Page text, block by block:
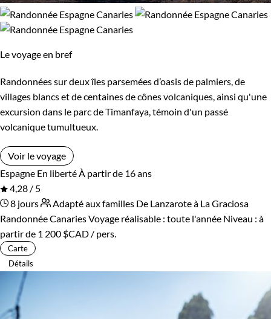
Le voyage en bref
Randonnées sur deux îles parsemées d’oasis de palmiers, de
villages blancs et de centaines de cônes volcaniques, ainsi qu'une
excursion dans le parc de Timanfaya, témoin d'un passé
volcanique tumultueux.
Voir le voyage
Espagne En libertéÀ partir de 16 ans
4,28 / 5
8 jours
Adapté aux familles De Lanzarote à La Graciosa
Randonnée CanariesVoyage réalisable : toute l'année Niveau : à
partir de 1 200 $CAD / pers.
Carte
Détails